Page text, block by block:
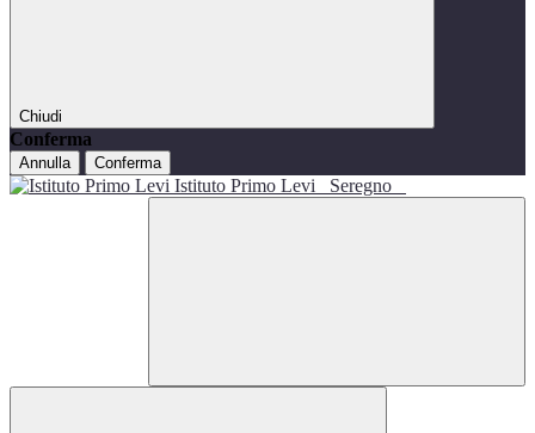
Chiudi
Conferma
Annulla Conferma
Istituto Primo Levi Seregno